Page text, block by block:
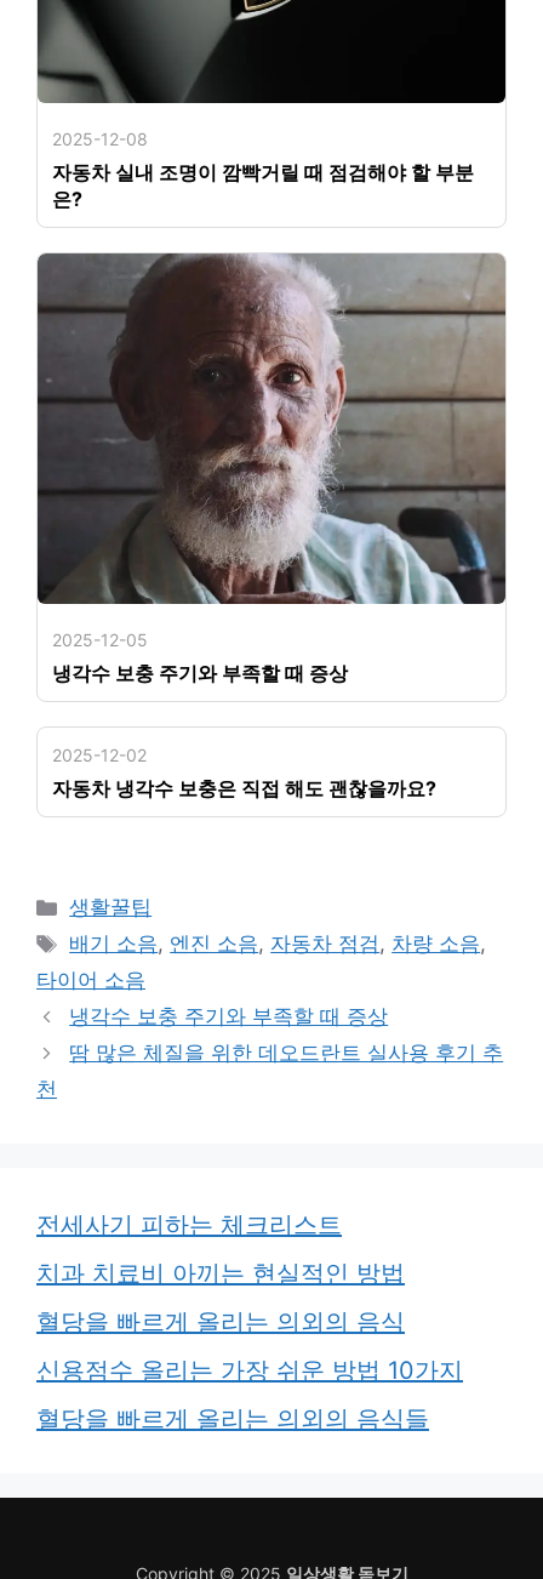
2025-12-08
자동차 실내 조명이 깜빡거릴 때 점검해야 할 부분
은?
2025-12-05
냉각수 보충 주기와 부족할 때 증상
2025-12-02
자동차 냉각수 보충은 직접 해도 괜찮을까요?
카
테
리
생활꿀팁
태
그
배기 소음, 엔진 소음, 자동차 점검, 차량 소음,
타이어 소음
냉각수 보충 주기와 부족할 때 증상
땀 많은 체질을 위한 데오드란트 실사용 후기 추
천
전세사기 피하는 체크리스트
치과 치료비 아끼는 현실적인 방법
혈당을 빠르게 올리는 의외의 음식
신용점수 올리는 가장 쉬운 방법 10가지
혈당을 빠르게 올리는 의외의 음식들
Copyright © 2025 일상생활 돋보기